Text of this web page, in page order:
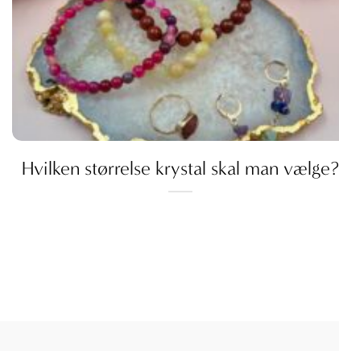
Hvilken størrelse krystal skal man vælge?